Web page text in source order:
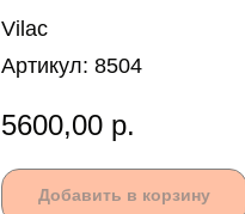
Vilac
Артикул: 8504
5600,00 р.
Добавить в корзину